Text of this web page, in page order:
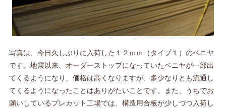
写真は、今日久しぶりに入荷した１２ｍｍ（タイプ１）のベニヤ
です。地震以来、オーダーストップになっていたベニヤが一部出
てくるようになり、価格は高くなりますが、多少なりとも流通し
てくるようになったことはありがたいことです。また、うちでお
願いしているプレカット工場では、構造用合板が少しづつ入荷し